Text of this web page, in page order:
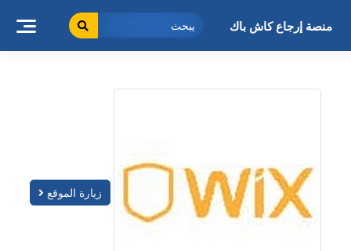
منصة إرجاع كاش باك
زيارة الموقع